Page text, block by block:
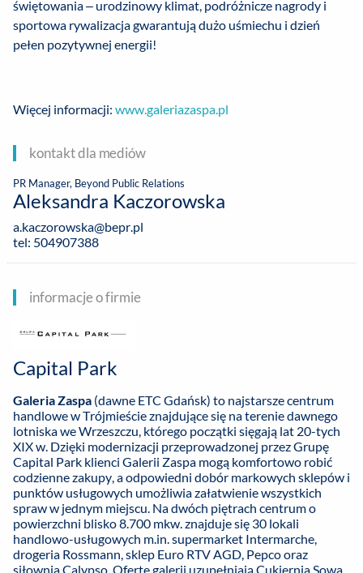
świętowania – urodzinowy klimat, podróżnicze nagrody i
sportowa rywalizacja gwarantują dużo uśmiechu i dzień
pełen pozytywnej energii!
Więcej informacji: www.galeriazaspa.pl
kontakt dla mediów
PR Manager, Beyond Public Relations
Aleksandra Kaczorowska
a.kaczorowska@bepr.pl
tel: 504907388
informacje o firmie
Capital Park
Galeria Zaspa (dawne ETC Gdańsk) to najstarsze centrum
handlowe w Trójmieście znajdujące się na terenie dawnego
lotniska we Wrzeszczu, którego początki sięgają lat 20-tych
XIX w. Dzięki modernizacji przeprowadzonej przez Grupę
Capital Park klienci Galerii Zaspa mogą komfortowo robić
codzienne zakupy, a odpowiedni dobór markowych sklepów i
punktów usługowych umożliwia załatwienie wszystkich
spraw w jednym miejscu. Na dwóch piętrach centrum o
powierzchni blisko 8.700 mkw. znajduje się 30 lokali
handlowo-usługowych m.in. supermarket Intermarche,
drogeria Rossmann, sklep Euro RTV AGD, Pepco oraz
siłownia Calypso. Ofertę galerii uzupełniają Cukiernia Sowa,